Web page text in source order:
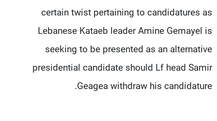
certain twist pertaining to candidatures as
Lebanese Kataeb leader Amine Gemayel is
seeking to be presented as an alternative
presidential candidate should Lf head Samir
Geagea withdraw his candidature.
لاعلاناتكم
شروط الإسـتخدام